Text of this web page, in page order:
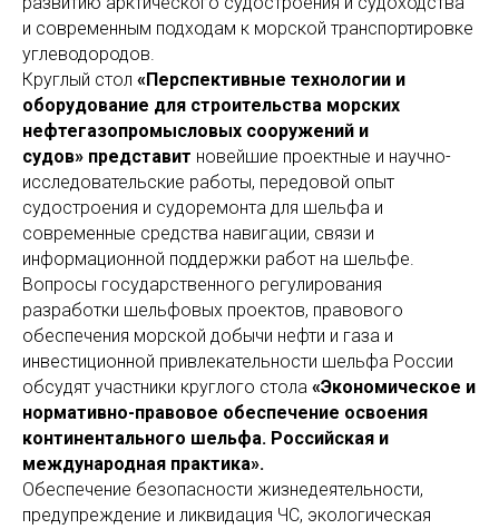
и современным подходам к морской транспортировке
углеводородов.
Круглый стол «Перспективные технологии и
оборудование для строительства морских
нефтегазопромысловых сооружений и
судов» представит новейшие проектные и научно-
исследовательские работы, передовой опыт
судостроения и судоремонта для шельфа и
современные средства навигации, связи и
информационной поддержки работ на шельфе.
Вопросы государственного регулирования
разработки шельфовых проектов, правового
обеспечения морской добычи нефти и газа и
инвестиционной привлекательности шельфа России
обсудят участники круглого стола «Экономическое и
нормативно-правовое обеспечение освоения
континентального шельфа. Российская и
международная практика».
Обеспечение безопасности жизнедеятельности,
предупреждение и ликвидация ЧС, экологическая